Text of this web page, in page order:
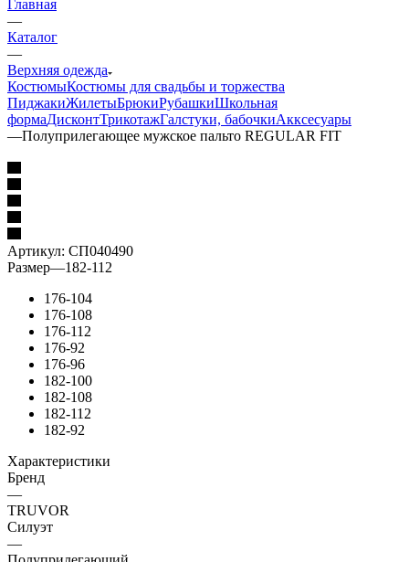
Главная
—
Каталог
—
Верхняя одежда
КостюмыКостюмы для свадьбы и торжества
ПиджакиЖилетыБрюкиРубашкиШкольная
формаДисконтТрикотажГалстуки, бабочкиАкксесуары
—Полуприлегающее мужское пальто REGULAR FIT
Артикул: СП040490
Размер—182-112
176-104
176-108
176-112
176-92
176-96
182-100
182-108
182-112
182-92
Характеристики
Бренд
—
TRUVOR
Силуэт
—